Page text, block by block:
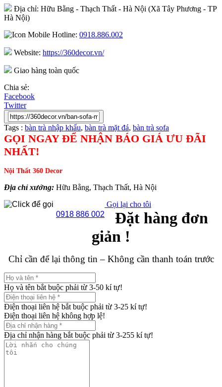
Địa chỉ: Hữu Bằng - Thạch Thất - Hà Nội (Xã Tây Phương - TP
Hà Nội)
Hotline: 0918.886.002
Website: https://360decor.vn/
Giao hàng toàn quốc
Chia sẻ:
Facebook
Twitter
Tags : bàn trà nhập khẩu, bàn trà mặt đá, bàn trà sofa
GỌI NGAY ĐỂ NHẬN BÁO GIÁ ƯU ĐÃI
NHẤT!
Nội Thất 360 Decor
Địa chỉ xưởng: Hữu Bằng, Thạch Thất, Hà Nội
0918 886 002
Gọi lại cho tôi
Đặt hàng đơn
giản !
Chỉ cần để lại thông tin – Không cần thanh toán trước
Họ và tên bắt buộc phải từ 3-50 kí tự!
Điện thoại liên hệ bắt buộc phải từ 3-25 kí tự!
Điện thoại liên hệ không hợp lệ!
Địa chỉ nhận hàng bắt buộc phải từ 3-255 kí tự!